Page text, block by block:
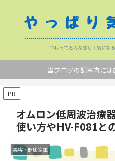
当ブログの記事内に
PR
オムロン低周波治療
使い方やHV-F081と
美容・健康家電